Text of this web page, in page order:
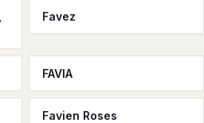
Favez
FAVIA
Favien Roses